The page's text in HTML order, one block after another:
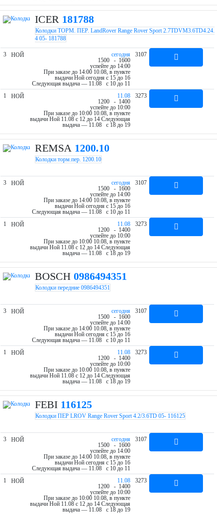
ICER 181788
Колодки ТОРМ. ПЕР. LandRover Range Rover Sport 2.7TDVM3.6TD4.24.
4 05- 181788
3 НОЙ
cегодня
1500 - 1600
успейте до 14:00
При заказе до 14:00 10.08, в пункте
выдачи Ной cегодня c 15 до 16
Следующая выдача — 11.08 c 10 до 11
3107
1 НОЙ
11.08
1200 - 1400
успейте до 10:00
При заказе до 10:00 10.08, в пункте
выдачи Ной 11.08 c 12 до 14 Следующая
выдача — 11.08 c 18 до 19
3273
REMSA 1200.10
Колодки торм.пер. 1200.10
3 НОЙ
cегодня
1500 - 1600
успейте до 14:00
При заказе до 14:00 10.08, в пункте
выдачи Ной cегодня c 15 до 16
Следующая выдача — 11.08 c 10 до 11
3107
1 НОЙ
11.08
1200 - 1400
успейте до 10:00
При заказе до 10:00 10.08, в пункте
выдачи Ной 11.08 c 12 до 14 Следующая
выдача — 11.08 c 18 до 19
3273
BOSCH 0986494351
Колодки передние 0986494351
3 НОЙ
cегодня
1500 - 1600
успейте до 14:00
При заказе до 14:00 10.08, в пункте
выдачи Ной cегодня c 15 до 16
Следующая выдача — 11.08 c 10 до 11
3107
1 НОЙ
11.08
1200 - 1400
успейте до 10:00
При заказе до 10:00 10.08, в пункте
выдачи Ной 11.08 c 12 до 14 Следующая
выдача — 11.08 c 18 до 19
3273
FEBI 116125
Колодки ПЕР LROV Range Rover Sport 4.2/3.6TD 05- 116125
3 НОЙ
cегодня
1500 - 1600
успейте до 14:00
При заказе до 14:00 10.08, в пункте
выдачи Ной cегодня c 15 до 16
Следующая выдача — 11.08 c 10 до 11
3107
1 НОЙ
11.08
1200 - 1400
успейте до 10:00
При заказе до 10:00 10.08, в пункте
выдачи Ной 11.08 c 12 до 14 Следующая
выдача — 11.08 c 18 до 19
3273